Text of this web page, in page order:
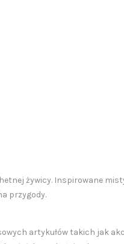
żywicy. Inspirowane
przygody.
artykułów takich jak